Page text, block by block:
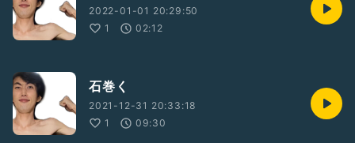
2022-01-01 20:29:50
1
02:12
石巻く
2021-12-31 20:33:18
1
09:30